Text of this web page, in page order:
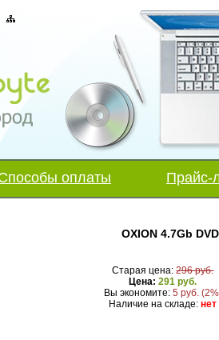
оплаты Прайс-
OXION 4.7Gb
Старая цена:296 руб.
Цена:291 руб.
Вы экономите: 5 руб.
Наличие на складе:нет